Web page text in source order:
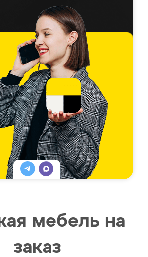
мебель на
заказ